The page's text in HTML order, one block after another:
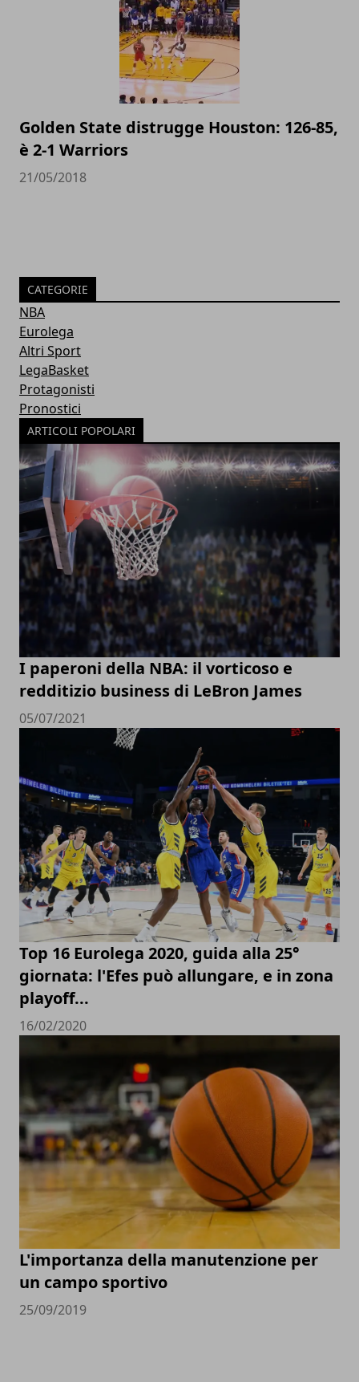
Golden State distrugge Houston: 126-85,
è 2-1 Warriors
21/05/2018
CATEGORIE
NBA
Eurolega
Altri Sport
LegaBasket
Protagonisti
Pronostici
ARTICOLI POPOLARI
I paperoni della NBA: il vorticoso e
redditizio business di LeBron James
05/07/2021
Top 16 Eurolega 2020, guida alla 25°
giornata: l'Efes può allungare, e in zona
playoff...
16/02/2020
L'importanza della manutenzione per
un campo sportivo
25/09/2019